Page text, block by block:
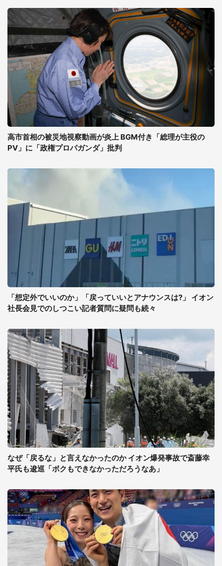
高市首相の被災地視察動画が炎上 BGM付き「総理が主役の
PV」に「政権プロパガンダ」批判
「想定外でいいのか」「戻っていいとアナウンスは?」 イオン
社長会見でのしつこい記者質問に疑問も続々
なぜ「戻るな」と言えなかったのか イオン爆発事故で斎藤幸
平氏も逡巡「ボクもできなかっただろうなあ」